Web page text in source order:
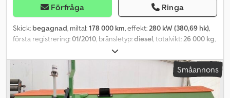
Förfråga Ringa
Skick: begagnad, miltal:178 000 km, effekt:280 kW (380,69 hk),
första registrering:01/2010, bränsletyp:diesel, totalvikt:26 000 kg,
automatisk, emissionsklass:
luft, antal säten:7, Utrustning:badrum, luftkonditionering,
parkeringsvärmare, släpvagnskoppling
, Topsleeper, taklucka,
avskiljare, grön miljödekal (4), backkamera, TV, radio/CD, ny
besiktning och miljötest, diesel automat Euro 4 grön miljödekal,
Småannons